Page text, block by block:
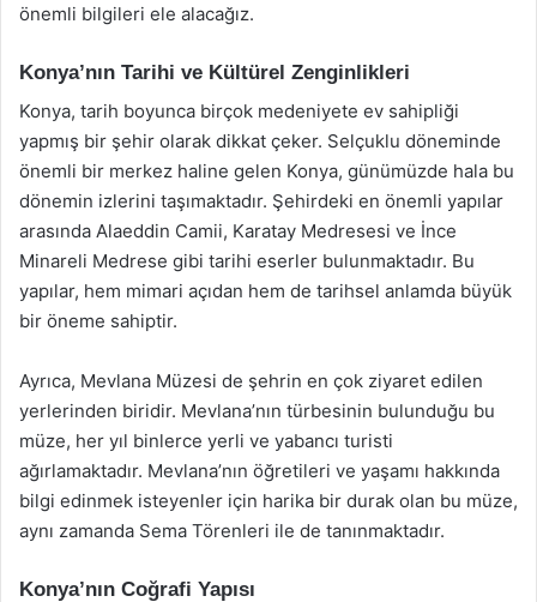
önemli bilgileri ele alacağız.
Konya’nın Tarihi ve Kültürel Zenginlikleri
Konya, tarih boyunca birçok medeniyete ev sahipliği
yapmış bir şehir olarak dikkat çeker. Selçuklu döneminde
önemli bir merkez haline gelen Konya, günümüzde hala bu
dönemin izlerini taşımaktadır. Şehirdeki en önemli yapılar
arasında Alaeddin Camii, Karatay Medresesi ve İnce
Minareli Medrese gibi tarihi eserler bulunmaktadır. Bu
yapılar, hem mimari açıdan hem de tarihsel anlamda büyük
bir öneme sahiptir.
Ayrıca, Mevlana Müzesi de şehrin en çok ziyaret edilen
yerlerinden biridir. Mevlana’nın türbesinin bulunduğu bu
müze, her yıl binlerce yerli ve yabancı turisti
ağırlamaktadır. Mevlana’nın öğretileri ve yaşamı hakkında
bilgi edinmek isteyenler için harika bir durak olan bu müze,
aynı zamanda Sema Törenleri ile de tanınmaktadır.
Konya’nın Coğrafi Yapısı